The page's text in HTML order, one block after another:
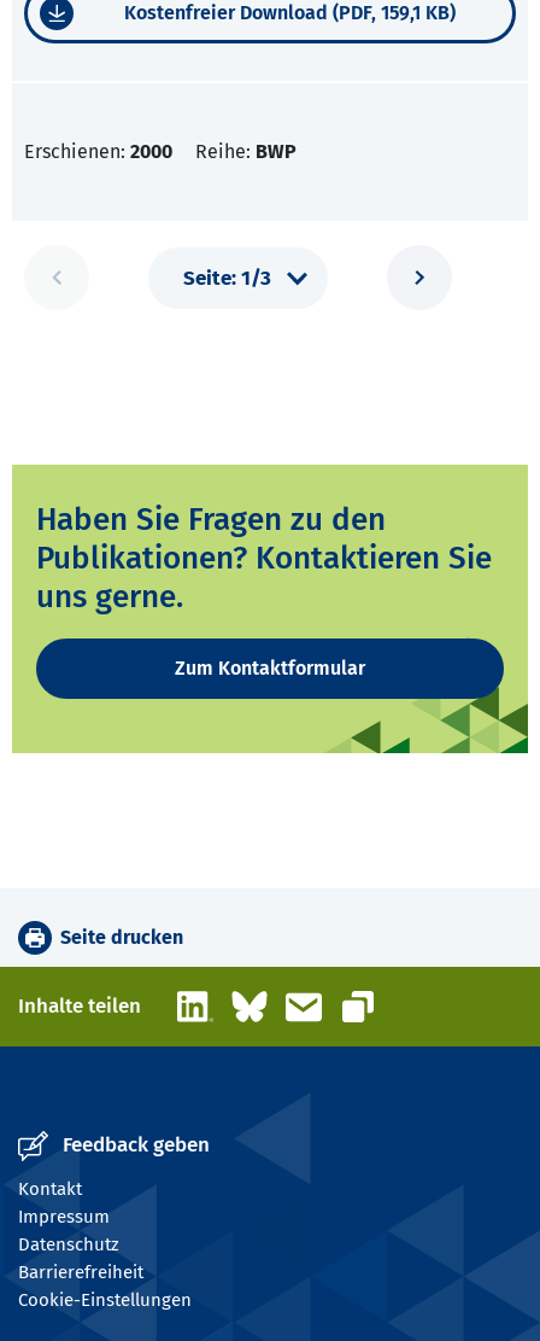
Kostenfreier Download (PDF, 159,1 KB)
Erschienen: 2000 Reihe: BWP
Haben Sie Fragen zu den
Publikationen? Kontaktieren Sie
uns gerne.
Zum Kontaktformular
Seite drucken
Inhalte teilen LinkedInBlueskyE-Mail
Link kopieren
Feedback geben
Kontakt
Impressum
Datenschutz
Barrierefreiheit
Cookie-Einstellungen